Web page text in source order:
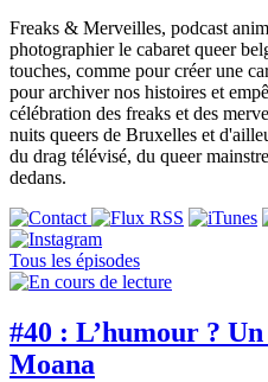
Freaks & Merveilles, podcast
photographier le cabaret queer
touches, comme pour créer une
pour archiver nos histoires et
célébration des freaks et des
nuits queers de Bruxelles et
du drag télévisé, du queer
dedans.
Tous les épisodes
#40 : L’humour ?
Moana